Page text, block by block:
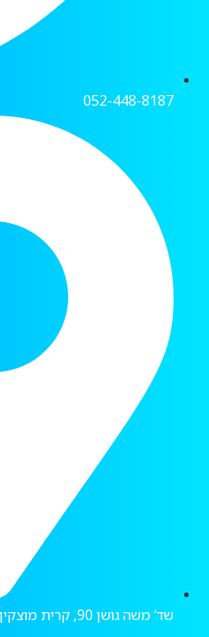
052-448-8187
שד’ משה גושן 90, קרית מוצקין